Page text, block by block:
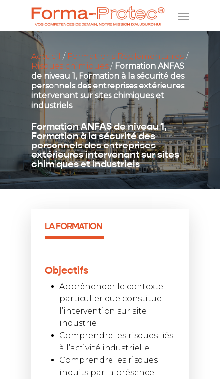
Accueil / Formations Réglementaires /
Risques chimiques / Formation ANFAS
de niveau 1, Formation à la sécurité des
personnels des entreprises extérieures
intervenant sur sites chimiques et
industriels
Formation ANFAS de niveau 1,
Formation à la sécurité des
personnels des entreprises
extérieures intervenant sur sites
chimiques et industriels
LA FORMATION
Objectifs
Appréhender le contexte
particulier que constitue
l’intervention sur site
industriel.
Comprendre les risques liés
à l’activité industrielle.
Comprendre les risques
induits par la présence